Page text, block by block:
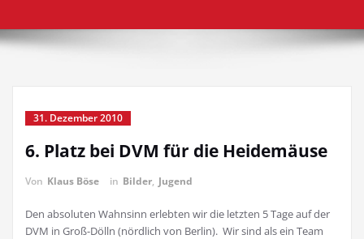
31. Dezember 2010
6. Platz bei DVM für die Heidemäuse
Von Klaus Böse in Bilder, Jugend
Den absoluten Wahnsinn erlebten wir die letzten 5 Tage auf der
DVM in Groß-Dölln (nördlich von Berlin). Wir sind als ein Team